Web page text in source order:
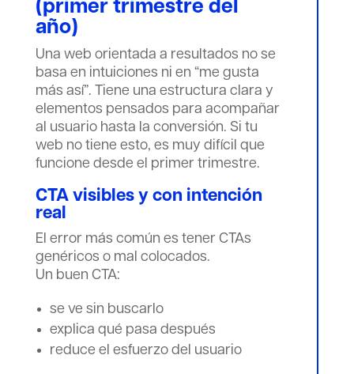
(primer trimestre del
año)
Una web orientada a resultados no se
basa en intuiciones ni en “me gusta
más así”. Tiene una estructura clara y
elementos pensados para acompañar
al usuario hasta la conversión. Si tu
web no tiene esto, es muy difícil que
funcione desde el primer trimestre.
CTA visibles y con intención
real
El error más común es tener CTAs
genéricos o mal colocados.
Un buen CTA:
se ve sin buscarlo
explica qué pasa después
reduce el esfuerzo del usuario